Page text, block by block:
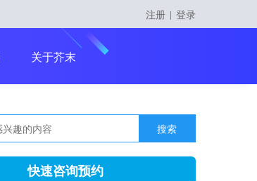
注册 | 登录
关于芥末
搜索
快速咨询预约